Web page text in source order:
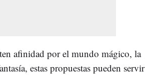
afinidad por el mundo mágico, la
estas propuestas pueden servir